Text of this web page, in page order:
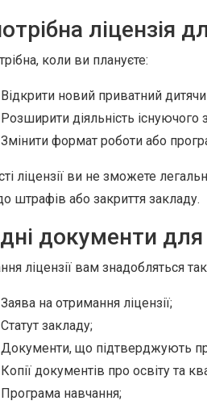
ліцензія
коли ви плануєте:
Відкрити новий приватний
Розширити діяльність існуючого
Змінити формат роботи або
ліцензії ви не зможете
штрафів або закриття закладу.
документи для
ліцензії вам знадобляться
Заява на отримання ліцензії;
Статут закладу;
Документи, що підтверджують
Копії документів про освіту та
Програма навчання;